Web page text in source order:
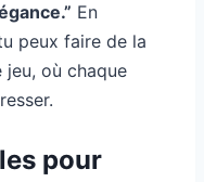
En
peux faire de la
où chaque
pour